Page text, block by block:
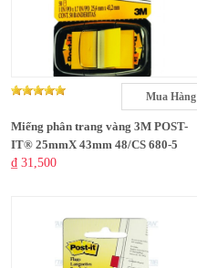
Mua Hàng
Miếng phân trang vàng 3M POST-
IT® 25mmX 43mm 48/CS 680-5
₫ 31,500